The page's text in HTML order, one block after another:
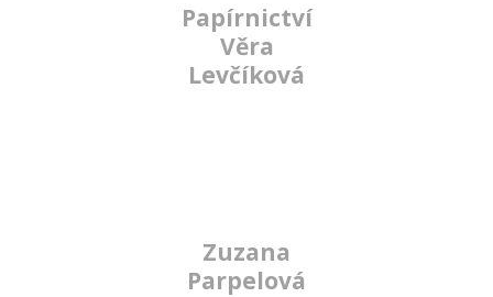
Papírnictví
Věra
Levčíková
Zuzana
Parpelová